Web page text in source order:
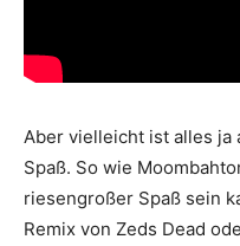
Aber vielleicht ist alles
Spaß. So wie
riesengroßer Spaß sein
Remix von Zeds Dead